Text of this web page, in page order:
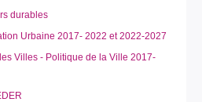
durables
Urbaine 2017- 2022 et 2022-2027
Villes - Politique de la Ville 2017-